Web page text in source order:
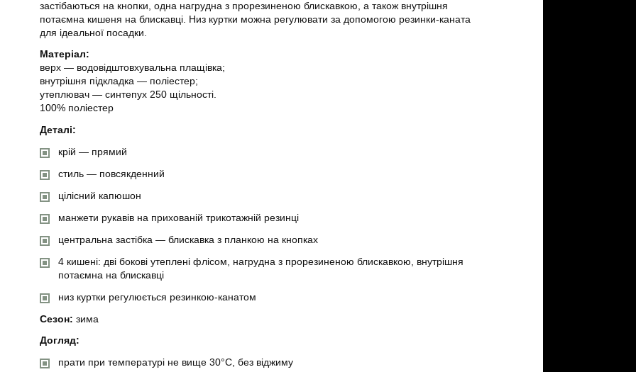
застібаються на кнопки, одна нагрудна з прорезиненою блискавкою, а також внутрішня
потаємна кишеня на блискавці. Низ куртки можна регулювати за допомогою резинки-каната
для ідеальної посадки.
Матеріал:
верх — водовідштовхувальна плащівка;
внутрішня підкладка — поліестер;
утеплювач — синтепух 250 щільності.
100% поліестер
Деталі:
крій — прямий
стиль — повсякденний
цілісний капюшон
манжети рукавів на прихованій трикотажній резинці
центральна застібка — блискавка з планкою на кнопках
4 кишені: дві бокові утеплені флісом, нагрудна з прорезиненою блискавкою, внутрішня
потаємна на блискавці
низ куртки регулюється резинкою-канатом
Сезон: зима
Догляд:
прати при температурі не вище 30°C, без віджиму